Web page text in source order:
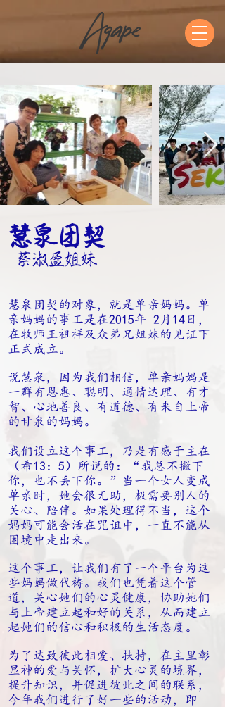
慧泉团契
蔡淑盈姐妹
慧泉团契的对象，就是单亲妈妈。单
亲妈妈的事工是在2015年 2月14日，
在牧师王祖祥及众弟兄姐妹的见证下
正式成立。
说慧泉，因为我们相信，单亲妈妈是
一群有恩惠、聪明、通情达理、有才
智、心地善良、有道德、有来自上帝
的甘泉的妈妈。
我们设立这个事工，乃是有感于主在
（希13：5）所说的：“我总不撇下
你，也不丢下你。”当一个女人变成
单亲时，她会很无助，极需要别人的
关心、陪伴。如果处理得不当，这个
妈妈可能会活在咒诅中，一直不能从
困境中走出来。
这个事工，让我们有了一个平台为这
些妈妈做代祷。我们也凭着这个管
道，关心她们的心灵健康，协助她们
与上帝建立起和好的关系，从而建立
起她们的信心和积极的生活态度。
为了达致彼此相爱、扶持，在主里彰
显神的爱与关怀，扩大心灵的境界，
提升知识，并促进彼此之间的联系，
今年我们进行了好一些的活动，即